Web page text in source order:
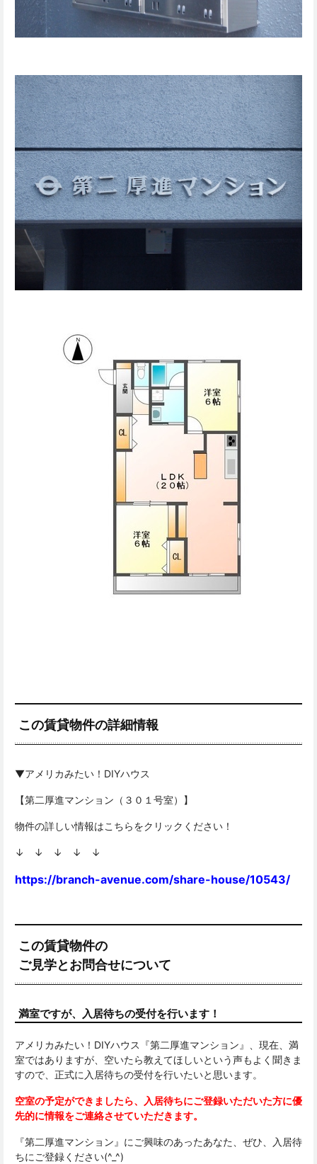
この賃貸物件の詳細情報
▼アメリカみたい！DIYハウス
【第二厚進マンション（３０１号室）】
物件の詳しい情報はこちらをクリックください！
↓ ↓ ↓ ↓ ↓
https://branch-avenue.com/share-house/10543/
この賃貸物件の
ご見学とお問合せについて
満室ですが、入居待ちの受付を行います！
アメリカみたい！DIYハウス『第二厚進マンション』、現在、満
室ではありますが、空いたら教えてほしいという声もよく聞きま
すので、正式に入居待ちの受付を行いたいと思います。
空室の予定ができましたら、入居待ちにご登録いただいた方に優
先的に情報をご連絡させていただきます。
『第二厚進マンション』にご興味のあったあなた、ぜひ、入居待
ちにご登録ください(^_^)